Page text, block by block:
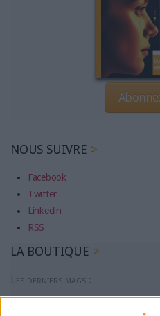
NOUS SUIVRE
Facebook
Twitter
Linkedin
RSS
LA BOUTIQUE
Les derniers mags :
IA et automatisation :